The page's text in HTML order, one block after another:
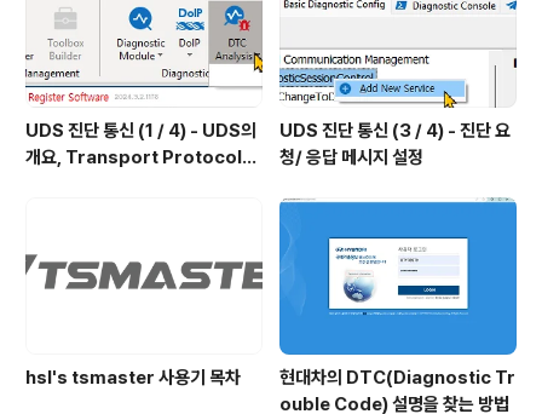
UDS 진단 통신 (1 / 4) - UDS의
개요, Transport Protocol의
UDS 진단 통신 (3 / 4) - 진단 요
청/ 응답 메시지 설정
hsl's tsmaster 사용기 목차
현대차의 DTC(Diagnostic Tr
ouble Code) 설명을 찾는 방법